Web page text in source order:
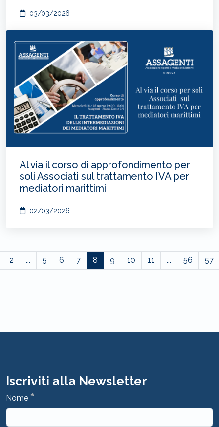
03/03/2026
Al via il corso di approfondimento per
soli Associati sul trattamento IVA per
mediatori marittimi
02/03/2026
2 ... 5 6 7 8 9 10 11 ... 56 57
Iscriviti alla Newsletter
Nome *